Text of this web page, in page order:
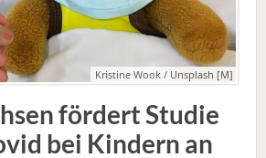
Kristine Wook / Unsplash [M]
fördert Studie
bei Kindern an